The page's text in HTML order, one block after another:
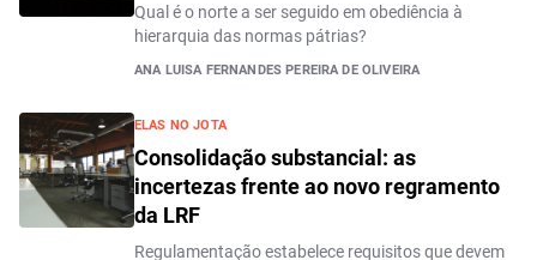
Qual é o norte a ser seguido em obediência à
hierarquia das normas pátrias?
ANA LUISA FERNANDES PEREIRA DE OLIVEIRA
ELAS NO JOTA
Consolidação substancial: as
incertezas frente ao novo regramento
da LRF
Regulamentação estabelece requisitos que devem